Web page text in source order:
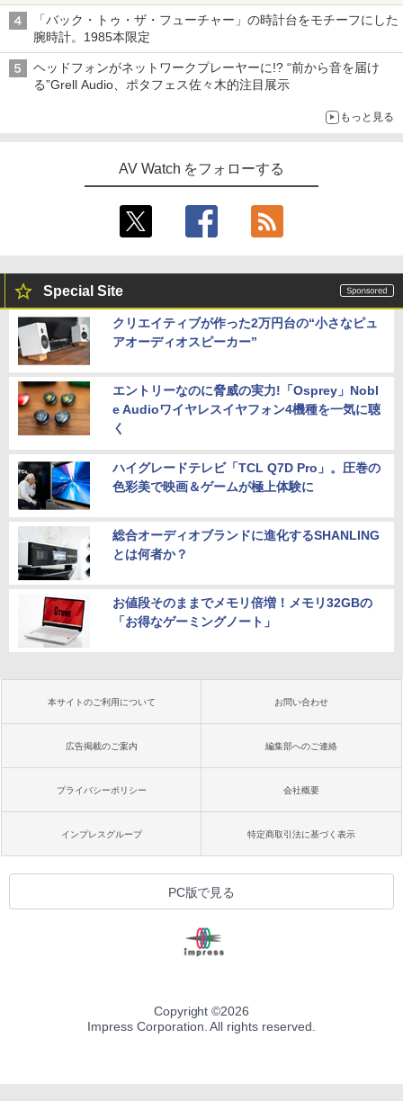
「バック・トゥ・ザ・フューチャー」の時計台をモチーフにした
腕時計。1985本限定
ヘッドフォンがネットワークプレーヤーに!? “前から音を届け
る”Grell Audio、ポタフェス佐々木的注目展示
もっと見る
AV Watch をフォローする
Special Site
クリエイティブが作った2万円台の“小さなピュ
アオーディオスピーカー”
エントリーなのに脅威の実力!「Osprey」Nobl
e Audioワイヤレスイヤフォン4機種を一気に聴
く
ハイグレードテレビ「TCL Q7D Pro」。圧巻の
色彩美で映画＆ゲームが極上体験に
総合オーディオブランドに進化するSHANLING
とは何者か？
お値段そのままでメモリ倍増！メモリ32GBの
「お得なゲーミングノート」
本サイトのご利用について お問い合わせ
広告掲載のご案内 編集部へのご連絡
プライバシーポリシー 会社概要
インプレスグループ 特定商取引法に基づく表示
PC版で見る
Copyright ©2026
Impress Corporation. All rights reserved.